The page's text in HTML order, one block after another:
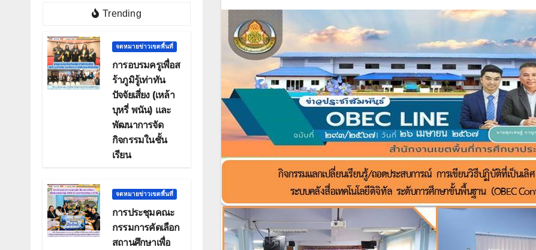
Trending
จดหมายข่าวเขตพื้นที่
การอบรมครูเพื่อส
ร้าภูมิรู้เท่าทัน
ปัจจัยเสี่ยง (เหล้า
บุหรี่ พนัน) และ
พัฒนาการจัด
กิจกรรมในชั้น
เรียน
จดหมายข่าวเขตพื้นที่
การประชุมคณะ
กรรมการคัดเลือก
สถานศึกษาเพื่อ